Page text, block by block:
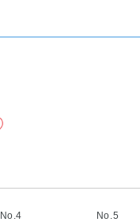
No.4 No.5